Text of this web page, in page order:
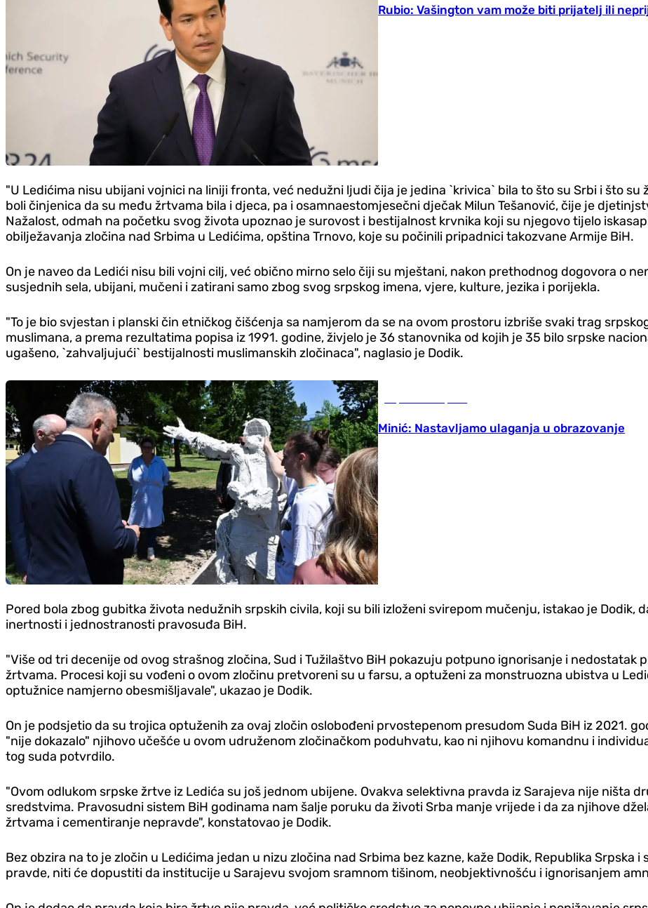
Rubio: Vašington vam može biti prijatelj ili
"U Ledićima nisu ubijani vojnici na liniji fronta, već nedužni ljudi čija je jedina `krivica` bila to što su Srbi i što
boli činjenica da su među žrtvama bila i djeca, pa i osamnaestomjesečni dječak Milun Tešanović, čije je
Nažalost, odmah na početku svog života upoznao je surovost i bestijalnost krvnika koji su njegovo tijelo
obilježavanja zločina nad Srbima u Ledićima, opština Trnovo, koje su počinili pripadnici takozvane Armije BiH.
On je naveo da ​Ledići nisu bili vojni cilj, već obično mirno selo čiji su mještani, nakon prethodnog dogovora o
susjednih sela, ubijani, mučeni i zatirani samo zbog svog srpskog imena, vjere, kulture, jezika i porijekla.
"To je bio svjestan i planski čin etničkog čišćenja sa namjerom da se na ovom prostoru izbriše svaki trag
muslimana, a prema rezultatima popisa iz 1991. godine, živjelo je 36 stanovnika od kojih je 35 bilo srpske
ugašeno, `zahvaljujući` bestijalnosti muslimanskih zločinaca", naglasio je Dodik.
Minić: Nastavljamo ulaganja u obrazovanje
​Pored bola zbog gubitka života nedužnih srpskih civila, koji su bili izloženi svirepom mučenju, istakao je Dodik,
inertnosti i jednostranosti pravosuđa BiH.
"Više od tri decenije od ovog strašnog zločina, Sud i Tužilaštvo BiH pokazuju potpuno ignorisanje i nedostatak
žrtvama. Procesi koji su vođeni o ovom zločinu pretvoreni su u farsu, a optuženi za monstruozna ubistva u
optužnice namjerno obesmišljavale", ukazao je Dodik.
On je podsjetio da su trojica optuženih za ovaj zločin oslobođeni prvostepenom presudom Suda BiH iz 2021.
"nije dokazalo" njihovo učešće u ovom udruženom zločinačkom poduhvatu, kao ni njihovu komandnu i
tog suda potvrdilo.
"Ovom odlukom srpske žrtve iz Ledića su još jednom ubijene. ​Ovakva selektivna pravda iz Sarajeva nije ništa
sredstvima. Pravosudni sistem BiH godinama nam šalje poruku da životi Srba manje vrijede i da za njihove
žrtvama i cementiranje nepravde", konstatovao je Dodik.
​Bez obzira na to je zločin u Ledićima jedan u nizu zločina nad Srbima bez kazne, kaže Dodik, Republika
pravde, niti će dopustiti da institucije u Sarajevu svojom sramnom tišinom, neobjektivnošću i ignorisanjem